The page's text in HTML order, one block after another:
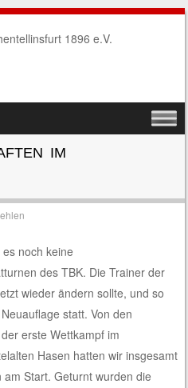
IM
noch keine
des TBK. Die Trainer der
wieder ändern sollte, und so
statt. Von den
erste Wettkampf im
Hasen hatten wir insgesamt
Start. Geturnt wurden die